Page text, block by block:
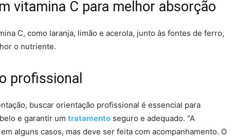
vitamina C para melhor absorção
C, como laranja, limão e acerola, junto às fontes de ferro,
o nutriente.
profissional
buscar orientação profissional é essencial para
e garantir um tratamento seguro e adequado. “A
alguns casos, mas deve ser feita com acompanhamento. O